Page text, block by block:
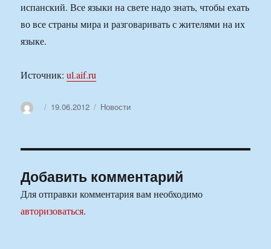
испанский. Все языки на свете надо знать, чтобы ехать
во все страны мира и разговаривать с жителями на их
языке.
Источник:ul.aif.ru
АвторОпубликовано
19.06.2012 Рубрики
Новости
Добавить комментарий
Для отправки комментария вам необходимо
авторизоваться.